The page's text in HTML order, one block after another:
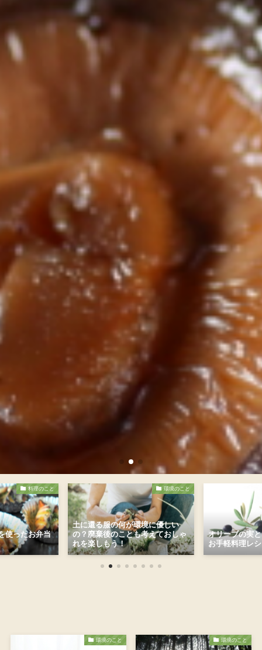
料理のこと
使ったお弁当
環境のこと
土に還る服の何が環境に優しい
の？廃棄後のことも考えておしゃ
れを楽しもう！
オリーブの実
お手軽料理レ
環境のこと 環境のこと